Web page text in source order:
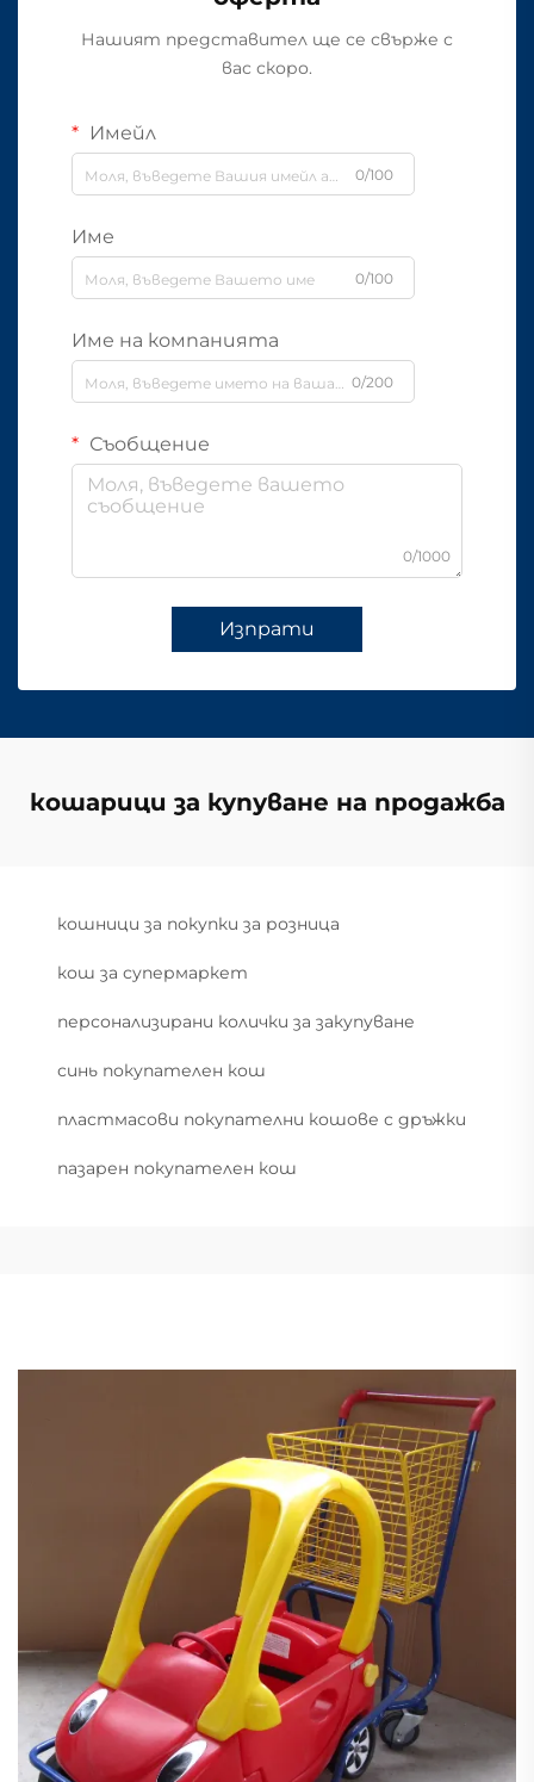
Нашият представител ще се свърже с
вас скоро.
Имейл
0/100
Име
0/100
Име на компанията
0/200
Съобщение
0/1000
Изпрати
кошарици за купуване на продажба
кошници за покупки за розница
кош за супермаркет
персонализирани колички за закупуване
синь покупателен кош
пластмасови покупателни кошове с дръжки
пазарен покупателен кош